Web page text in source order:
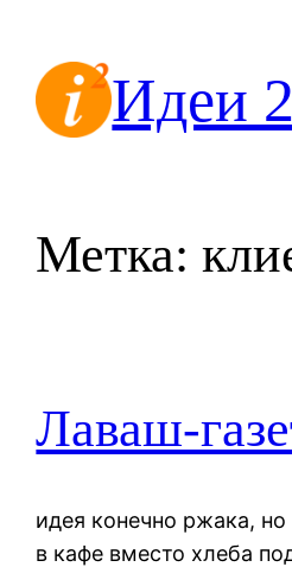
содержимомуИдеи
Метка:
Лаваш-
идея конечно ржака,
в кафе вместо хлеба